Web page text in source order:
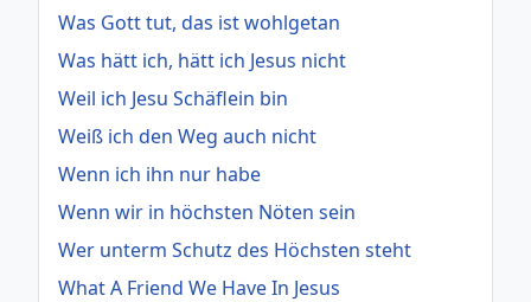
Was Gott tut, das ist wohlgetan
Was hätt ich, hätt ich Jesus nicht
Weil ich Jesu Schäflein bin
Weiß ich den Weg auch nicht
Wenn ich ihn nur habe
Wenn wir in höchsten Nöten sein
Wer unterm Schutz des Höchsten steht
What A Friend We Have In Jesus